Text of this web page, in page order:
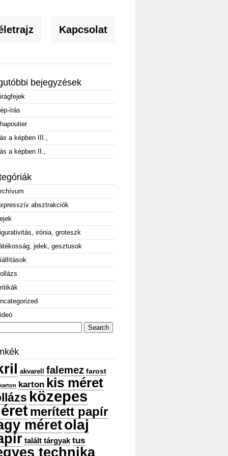
Kapcsolat
bejegyzések
írás
a képben III.,
a képben II.,
absztrakciók
irónia, groteszk
jelek, gesztusok
akvarell falemez farost
karton kis méret
közepes
merített papír
méretolaj
talált tárgyak tus
technika